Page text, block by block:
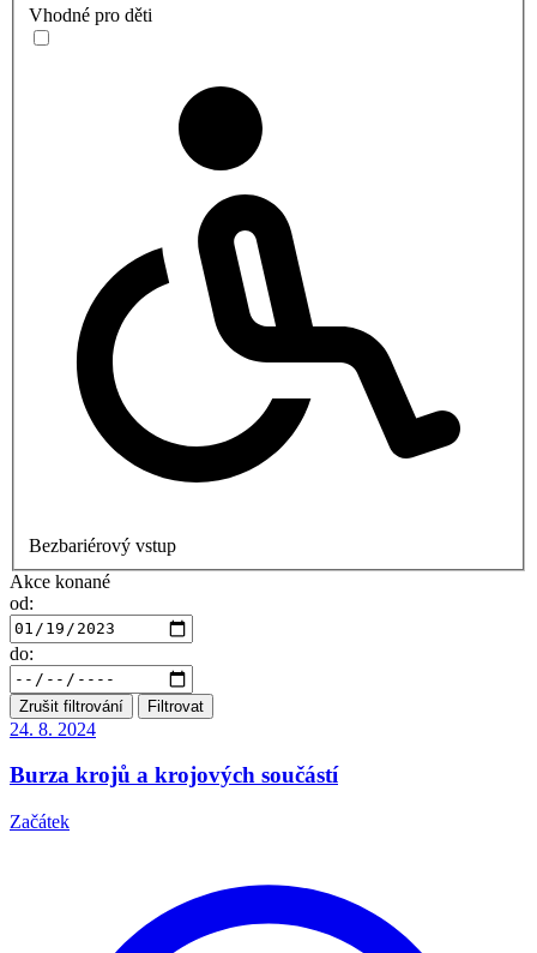
Vhodné pro děti
Bezbariérový vstup
Akce konané
od:
do:
Zrušit filtrování Filtrovat
24. 8. 2024
Burza krojů a krojových součástí
Začátek